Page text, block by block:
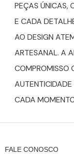
PEÇAS ÚNICAS,
E CADA
AO DESIGN
ARTESANAL. A
COMPROMISSO
CADA
FALE CONOSCO